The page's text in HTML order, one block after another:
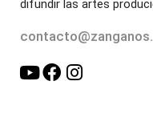
difundir las artes